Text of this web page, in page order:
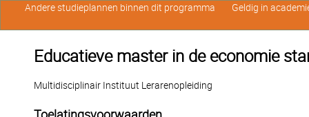
Educatieve master in de economie
Multidisciplinair Instituut Lerarenopleiding
Andere studieplannen binnen dit programma Geldig in